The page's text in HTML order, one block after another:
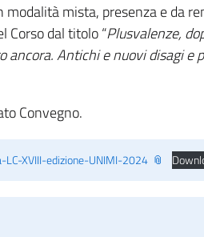
mista, presenza e da
Corso dal titolo “Plusvalenze,
ancora. Antichi e nuovi disagi e
Convegno.
XVIII-edizione-UNIMI-2024